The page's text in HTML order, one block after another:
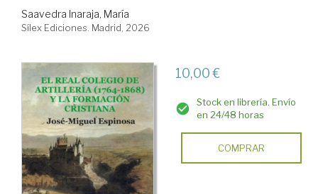
Saavedra Inaraja, María
Sílex Ediciones. Madrid, 2026
10,00 €
Stock en librería. Envío
en 24/48 horas
COMPRAR